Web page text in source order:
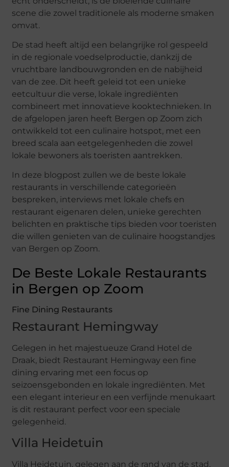
scene die zowel traditionele als moderne smaken
omvat.
De stad heeft altijd een belangrijke rol gespeeld
in de regionale voedselproductie, dankzij de
vruchtbare landbouwgronden en de nabijheid
van de zee. Dit heeft geleid tot een unieke
eetcultuur die verse, lokale ingrediënten
combineert met innovatieve kooktechnieken. In
de afgelopen jaren heeft Bergen op Zoom zich
ontwikkeld tot een culinaire hotspot, met een
breed scala aan eetgelegenheden die zowel
lokale bewoners als toeristen aantrekken.
In deze blogpost zullen we de beste lokale
restaurants in verschillende categorieën
bespreken, interviews met lokale chefs en
restaurant eigenaren delen, unieke gerechten
belichten en praktische tips bieden voor toeristen
die willen genieten van de culinaire hoogstandjes
van Bergen op Zoom.
De Beste Lokale Restaurants
in Bergen op Zoom
Fine Dining Restaurants
Restaurant Hemingway
Gelegen in het majestueuze Grand Hotel de
Draak, biedt Restaurant Hemingway een fine
dining ervaring met een focus op
seizoensgebonden en lokale ingrediënten. Met
een elegant interieur en een verfijnde menukaart
is dit restaurant perfect voor een speciale
gelegenheid.
Villa Heidetuin
Villa Heidetuin, gelegen aan de rand van de stad,